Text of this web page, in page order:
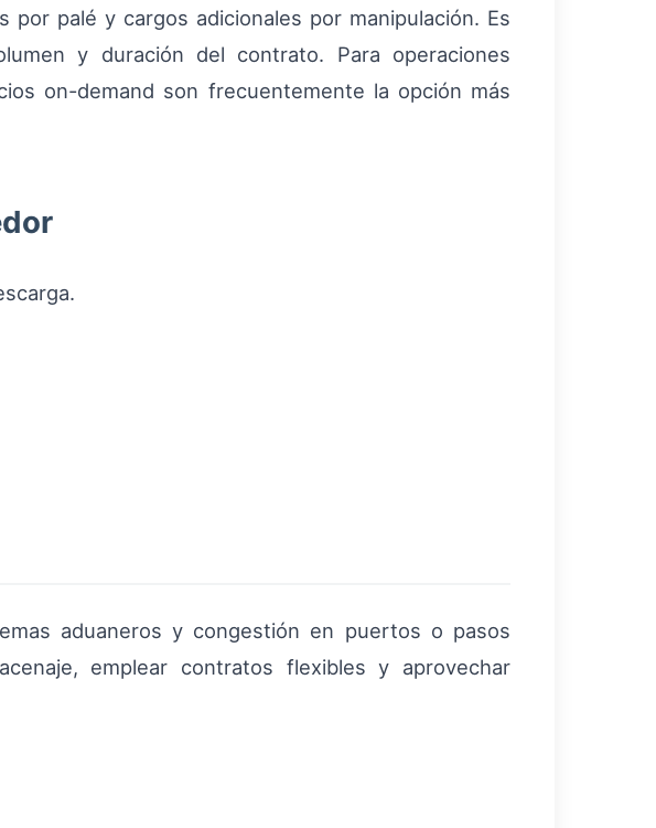
palé y cargos adicionales por manipulación. Es
y duración del contrato. Para operaciones
on-demand son frecuentemente la opción más
aduaneros y congestión en puertos o pasos
emplear contratos flexibles y aprovechar